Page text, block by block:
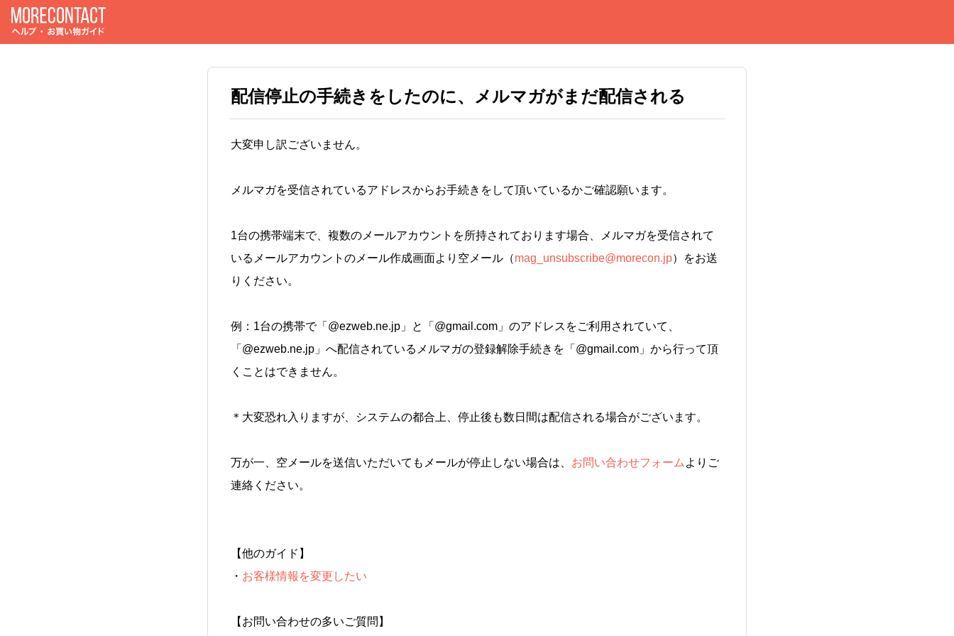
配信停止の手続きをしたのに、メルマガがまだ配信される
大変申し訳ございません。
メルマガを受信されているアドレスからお手続きをして頂いているかご確認願います。
1台の携帯端末で、複数のメールアカウントを所持されております場合、メルマガを受信されて
いるメールアカウントのメール作成画面より空メール（mag_unsubscribe@morecon.jp）をお送
りください。
例：1台の携帯で「@ezweb.ne.jp」と「@gmail.com」のアドレスをご利用されていて、
「@ezweb.ne.jp」へ配信されているメルマガの登録解除手続きを「@gmail.com」から行って頂
くことはできません。
＊大変恐れ入りますが、システムの都合上、停止後も数日間は配信される場合がございます。
万が一、空メールを送信いただいてもメールが停止しない場合は、 お問い合わせフォーム よりご
連絡ください。
【他のガイド】
・ お客様情報を変更したい
【お問い合わせの多いご質問】